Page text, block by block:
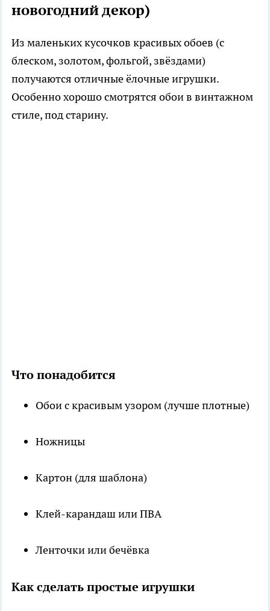
новогодний декор)
Из маленьких кусочков красивых обоев (с
блеском, золотом, фольгой, звёздами)
получаются отличные ёлочные игрушки.
Особенно хорошо смотрятся обои в винтажном
стиле, под старину.
Что понадобится
Обои с красивым узором (лучше плотные)
Ножницы
Картон (для шаблона)
Клей-карандаш или ПВА
Ленточки или бечёвка
Как сделать простые игрушки